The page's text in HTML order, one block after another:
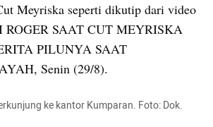
Meyriska seperti dikutip dari video
ROGER SAAT CUT MEYRISKA
PILUNYA SAAT
Senin (29/8).
ke kantor Kumparan. Foto: Dok.